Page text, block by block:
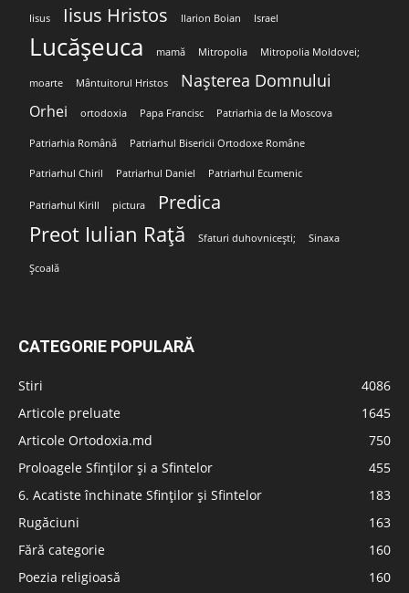
Iisus Iisus Hristos Ilarion Boian Israel
Lucășeuca mamă Mitropolia Mitropolia Moldovei;
moarte Mântuitorul Hristos Nașterea Domnului
Orhei ortodoxia Papa Francisc Patriarhia de la Moscova
Patriarhia Română Patriarhul Bisericii Ortodoxe Române
Patriarhul Chiril Patriarhul Daniel Patriarhul Ecumenic
Patriarhul Kirill pictura Predica
Preot Iulian Rață Sfaturi duhovnicești; Sinaxa
Școală
CATEGORIE POPULARĂ
Stiri
4086
Articole preluate
1645
Articole Ortodoxia.md
750
Proloagele Sfinților și a Sfintelor
455
6. Acatiste închinate Sfinților și Sfintelor
183
Rugăciuni
163
Fără categorie
160
Poezia religioasă
160